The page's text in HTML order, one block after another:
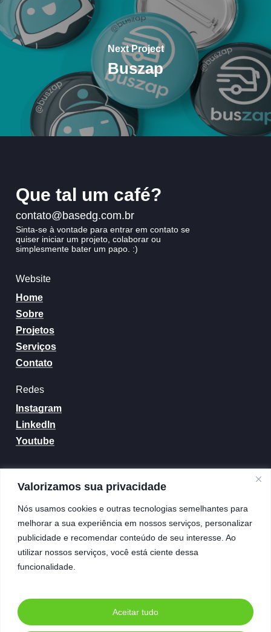
Valorizamos sua privacidade
Nós usamos cookies e outras tecnologias semelhantes para
melhorar a sua experiência em nossos serviços, personalizar
publicidade e recomendar conteúdo de seu interesse. Ao
utilizar nossos serviços, você está ciente dessa
funcionalidade.
Aceitar tudo
Next Project
Buszap
Que tal um café?
contato@basedg.com.br
Sinta-se à vontade para entrar em contato se
quiser iniciar um projeto, colaborar ou
simplesmente bater um papo. :)
Website
Home
Sobre
Projetos
Serviços
Contato
Redes
Instagram
LinkedIn
Youtube
(21) 99655-4233
contato@basedg.com.br
Entre em contato